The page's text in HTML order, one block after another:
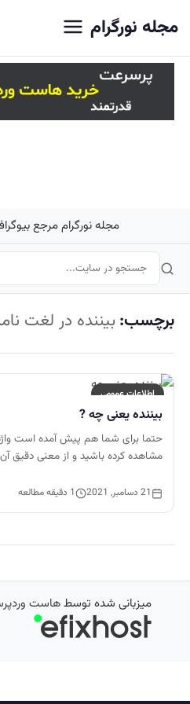
مجله نورگرام
مجله نورگرام مرجع
برچسب: بیننده در لغت
اطلاعات عمومی
بیننده یعنی چه ?
حتما برای شما هم پیش آمده است واژه
مشاهده کرده باشید و از معنی دقیق
21 دسامبر, 2021 1 دقیقه مطالعه
میزبانی شده توسطهاست